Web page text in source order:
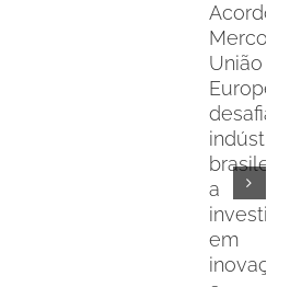
Acordo
União
Europeia
desafia
indústria
a
investir
em